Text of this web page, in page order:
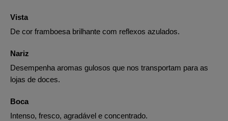
Vista
De cor framboesa brilhante com reflexos azulados.
Nariz
Desempenha aromas gulosos que nos transportam para as
lojas de doces.
Boca
Intenso, fresco, agradável e concentrado.